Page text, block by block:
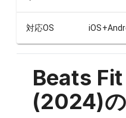
対応OS
Beats
(2024)